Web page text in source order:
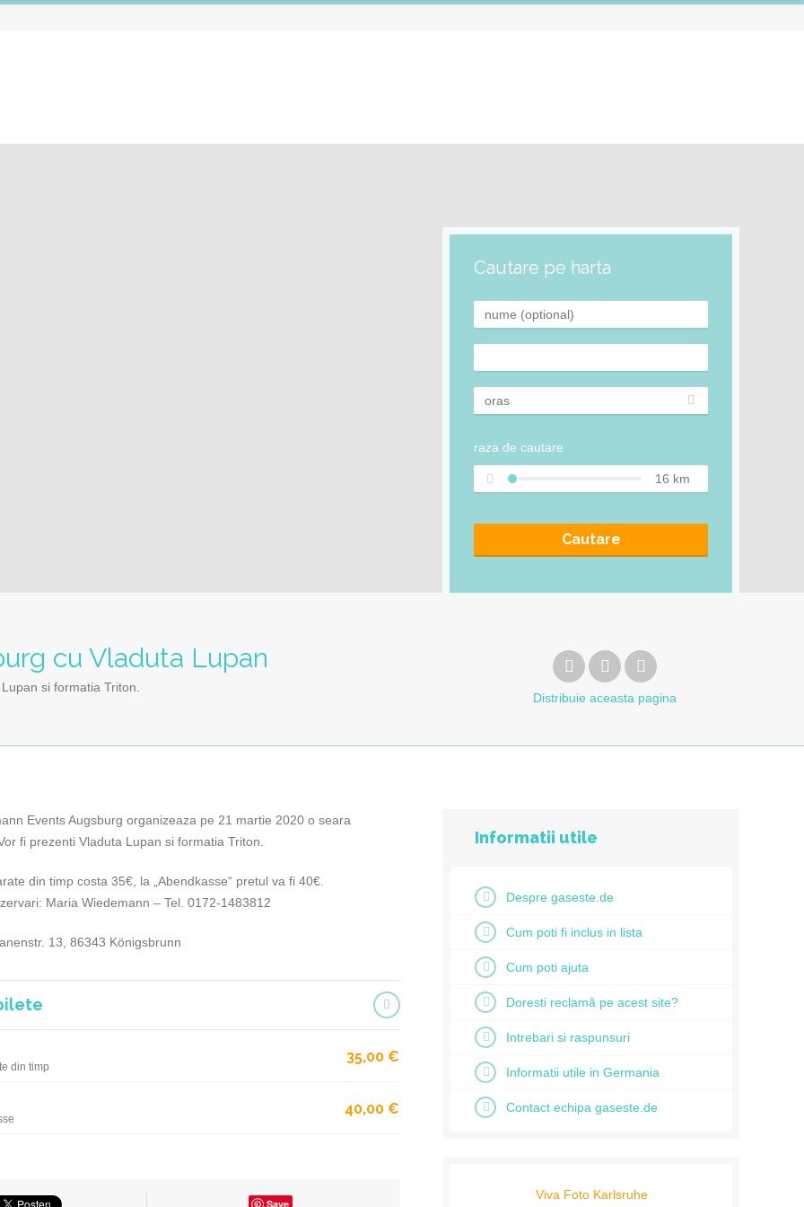
Cautare pe harta
raza de cautare
16 km
Cautare
cu Vladuta Lupan
si formatia Triton.
Distribuie aceasta pagina
Events Augsburg organizeaza pe 21 martie 2020 o seara
fi prezenti Vladuta Lupan si formatia Triton.
din timp costa 35€, la „Abendkasse“ pretul va fi 40€.
Maria Wiedemann – Tel. 0172-1483812
13, 86343 Königsbrunn
din timp
35,00 €
40,00 €
Save
Informatii utile
Despre gaseste.de
Cum poti fi inclus in lista
Cum poti ajuta
Doresti reclamă pe acest site?
Intrebari si raspunsuri
Informatii utile in Germania
Contact echipa gaseste.de
Viva Foto Karlsruhe